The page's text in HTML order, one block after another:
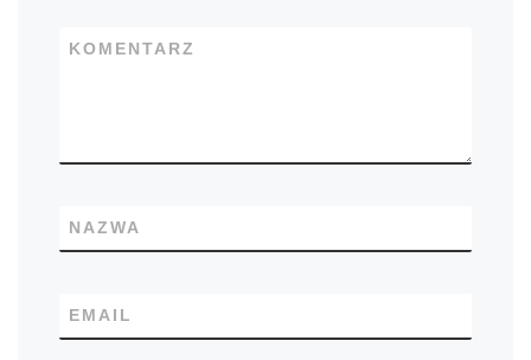
KOMENTARZ
NAZWA
EMAIL